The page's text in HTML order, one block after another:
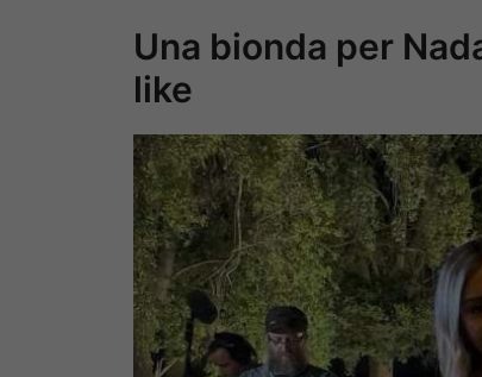
Una bionda per
like